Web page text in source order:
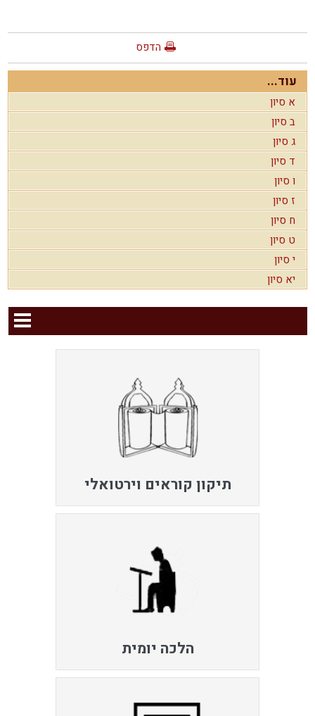
הדפס
עוד...
א סיון
ב סיון
ג סיון
ד סיון
ו סיון
ז סיון
ח סיון
ט סיון
י סיון
יא סיון
תיקון קוראים וירטואלי
הלכה יומית